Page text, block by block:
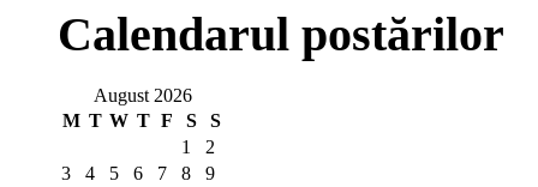
Calendarul postărilor
August 2026
M T W T F S
S
1
2
3
4 5 6 7 8
9